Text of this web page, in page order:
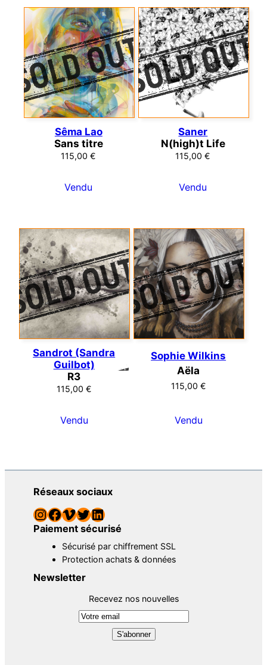
Sêma Lao
Sans titre
115,00€
Vendu
Saner
N(high)t Life
115,00€
Vendu
Sandrot (Sandra
Guilbot)
R3
115,00 €
Vendu
Sophie Wilkins
Aëla
115,00 €
Vendu
Réseaux sociaux
InstagramFacebook Vimeo Twitter LinkedIn
Paiement sécurisé
Sécurisé par chiffrement SSL
Protection achats & données
Newsletter
Recevez nos nouvelles